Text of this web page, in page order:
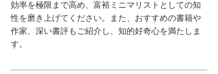
効率を極限まで高め、富裕ミニマリストとしての知
性を磨き上げてください。また、おすすめの書籍や
作家、深い書評もご紹介し、知的好奇心を満たしま
す。